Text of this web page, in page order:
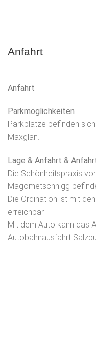
Anfahrt
Anfahrt
Parkmöglichkeiten
Parkplätze befinden
Maxglan.
Lage & Anfahrt &
Die Schönheitspraxis
Magometschnigg
Die Ordination ist mit
erreichbar.
Mit dem Auto kann das
Autobahnausfahrt